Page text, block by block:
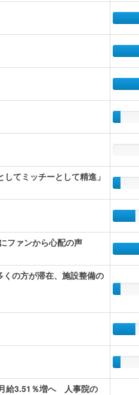
てミッチーとして精進」
ファンから心配の声
の方が滞在、施設整備の
給3.51％増へ 人事院の